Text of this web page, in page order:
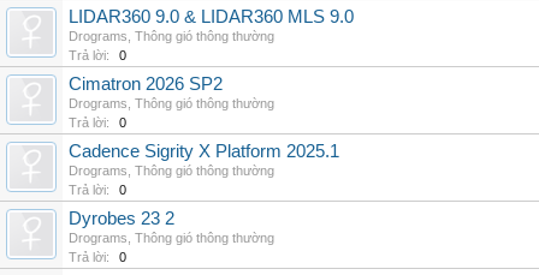
LIDAR360 9.0 & LIDAR360 MLS 9.0
Drograms Thông gió thông thường
Trả lời:
0
Cimatron 2026 SP2
Drograms Thông gió thông thường
Trả lời:
0
Cadence Sigrity X Platform 2025.1
Drograms Thông gió thông thường
Trả lời:
0
Dyrobes 23 2
Drograms Thông gió thông thường
Trả lời:
0